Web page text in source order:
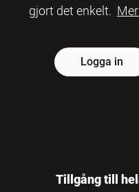
gjort det enkelt.
Logga in
Tillgång till